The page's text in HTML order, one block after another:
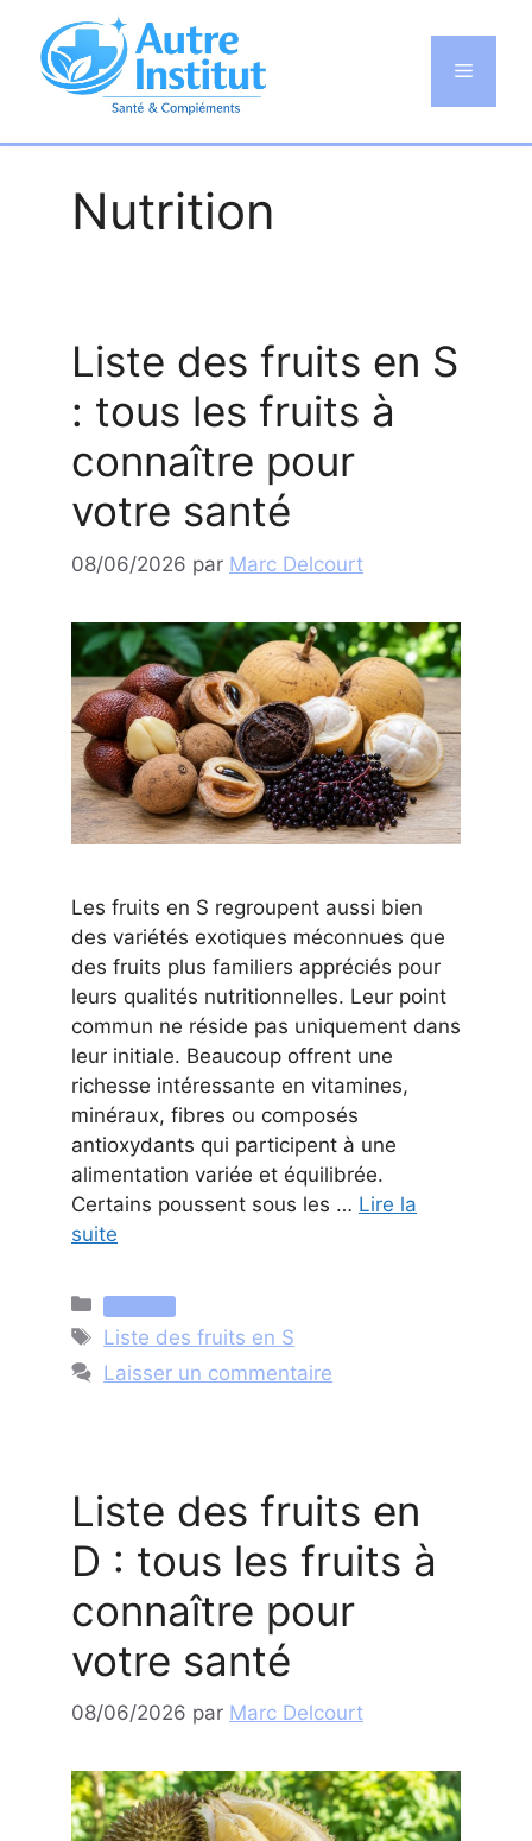
contenu
Menu
Nutrition
Liste des fruits en S
: tous les fruits à
connaître pour
votre santé
08/06/2026 par Marc Delcourt
Les fruits en S regroupent aussi bien
des variétés exotiques méconnues que
des fruits plus familiers appréciés pour
leurs qualités nutritionnelles. Leur point
commun ne réside pas uniquement dans
leur initiale. Beaucoup offrent une
richesse intéressante en vitamines,
minéraux, fibres ou composés
antioxydants qui participent à une
alimentation variée et équilibrée.
Certains poussent sous les … Lire la
suite
Catégories
Étiquettes
Liste des fruits en S
Laisser un commentaire
Liste des fruits en
D : tous les fruits à
connaître pour
votre santé
08/06/2026 par Marc Delcourt